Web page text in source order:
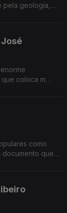
pela geologia,
coloca m
como
documento que